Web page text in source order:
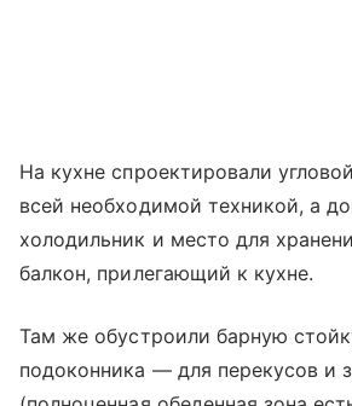
На кухне спроектировали
всей необходимой техникой, а
холодильник и место для
балкон, прилегающий к кухне.
Там же обустроили барную
подоконника — для перекусов и